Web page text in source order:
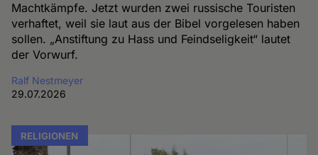
Machtkämpfe. Jetzt wurden zwei russische Touristen
verhaftet, weil sie laut aus der Bibel vorgelesen haben
sollen. „Anstiftung zu Hass und Feindseligkeit“ lautet
der Vorwurf.
Ralf Nestmeyer
29.07.2026
RELIGIONEN